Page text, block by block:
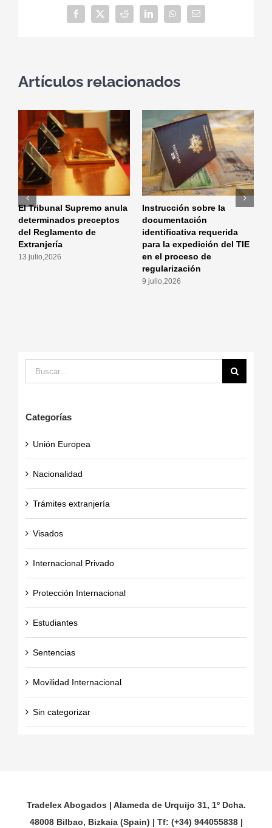
Facebook
X Reddit LinkedInWhatsAppCorreo
electrónico
Artículos relacionados
El Tribunal Supremo anula
determinados preceptos
del Reglamento de
Extranjería
13 julio,2026
Instrucción sobre la
documentación
identificativa requerida
para la expedición del TIE
en el proceso de
regularización
9 julio,2026
Buscar:
Categorías
Unión Europea
Nacionalidad
Trámites extranjería
Visados
Internacional Privado
Protección Internacional
Estudiantes
Sentencias
Movilidad Internacional
Sin categorizar
Tradelex Abogados | Alameda de Urquijo 31, 1º Dcha.
48008 Bilbao, Bizkaia (Spain) | Tf: (+34) 944055838 |